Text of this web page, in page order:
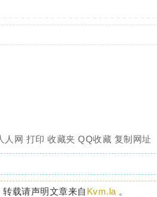
人网 打印 收藏夹 QQ收藏 复制网址
载请声明文章来自 Kvm.la 。